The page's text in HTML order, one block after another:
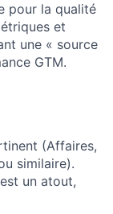
pour la qualité
et
une « source
GTM.
(Affaires,
similaire).
un atout,